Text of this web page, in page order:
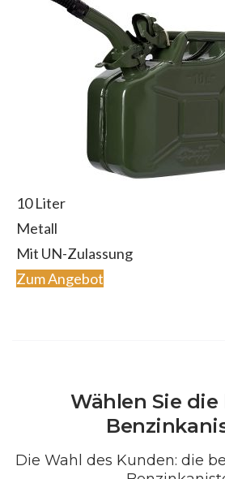
10 Liter
Metall
Mit UN-Zulassung
Zum Angebot
Wählen Sie die
Die Wahl des Kunden: die